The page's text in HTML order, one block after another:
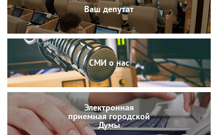
Ваш депутат
СМИ о нас
Электронная
приемная городской
Думы